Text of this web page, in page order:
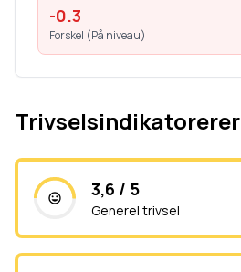
-0.3
Forskel (På niveau)
Trivselsindikatorerer
3,6 / 5
Generel trivsel